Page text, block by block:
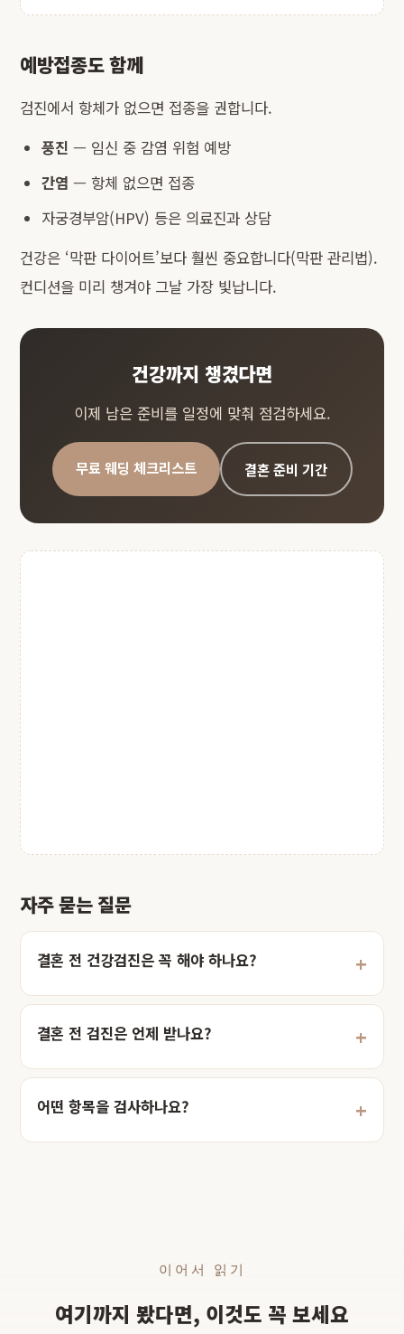
예방접종도 함께
검진에서 항체가 없으면 접종을 권합니다.
풍진 — 임신 중 감염 위험 예방
간염 — 항체 없으면 접종
자궁경부암(HPV) 등은 의료진과 상담
건강은 ‘막판 다이어트’보다 훨씬 중요합니다(막판 관리법).
컨디션을 미리 챙겨야 그날 가장 빛납니다.
건강까지 챙겼다면
이제 남은 준비를 일정에 맞춰 점검하세요.
무료 웨딩 체크리스트 결혼 준비 기간
자주 묻는 질문
결혼 전 건강검진은 꼭 해야 하나요?
결혼 전 검진은 언제 받나요?
어떤 항목을 검사하나요?
이어서 읽기
여기까지 봤다면, 이것도 꼭 보세요